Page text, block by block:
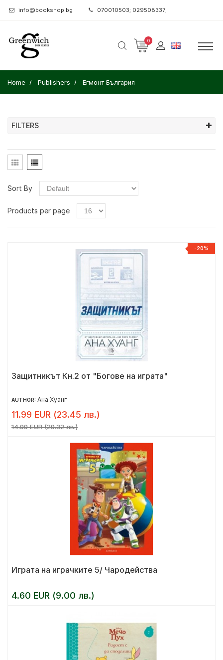
info@bookshop.bg 070010503; 029508337;
0
Home Publishers Егмонт България
FILTERS
Sort By
Products per page
-20%
Защитникът Кн.2 от "Богове на играта"
AUTHOR: Ана Хуанг
11.99 EUR (23.45 лв.)
14.99 EUR (29.32 лв.)
Играта на играчките 5/ Чародейства
4.60 EUR (9.00 лв.)